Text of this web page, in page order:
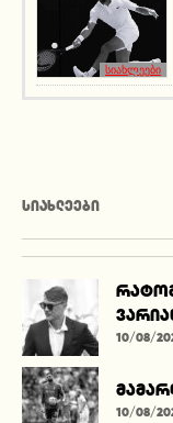
სიახლეები
ᲡᲘᲐᲮᲚᲔᲔᲑᲘ
რატომ
10/08/
10/08/